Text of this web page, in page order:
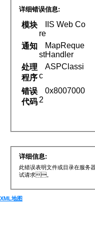
详细错误信息:
模块
IIS Web Co
re
通知
MapReque
stHandler
处理
程序
ASPClassi
c
错误
代码
0x8007000
2
详细信息:
此错误表明文件或目录在服
试请求 。
XML地图